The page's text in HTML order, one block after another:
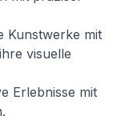
Kunstwerke mit
visuelle
Erlebnisse mit